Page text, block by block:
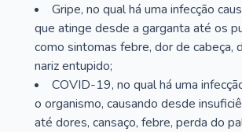
Gripe, no qual há uma infecção
que atinge desde a garganta até os
como sintomas febre, dor de cabeça,
nariz entupido;
COVID-19, no qual há uma
o organismo, causando desde
até dores, cansaço, febre, perda do